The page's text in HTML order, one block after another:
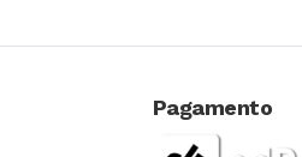
Pagamento